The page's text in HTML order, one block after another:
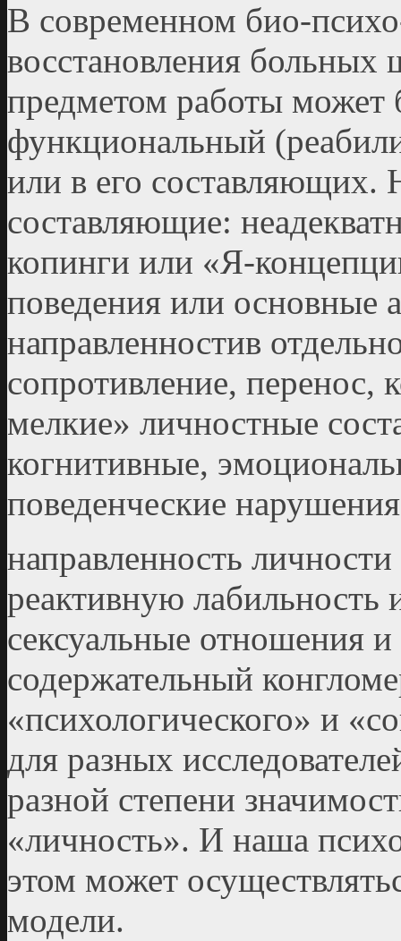
В современном био-
восстановления больных
предметом работы может
функциональный
или в его составляющих.
составляющие:
копинги или «Я-
поведения или основные
направленностив
сопротивление, перенос,
мелкие» личностные
когнитивные,
поведенческие
направленность
реактивную
сексуальные отношения
содержательный
«психологического» и
для разных
разной степени
«личность». И наша
этом может
модели.